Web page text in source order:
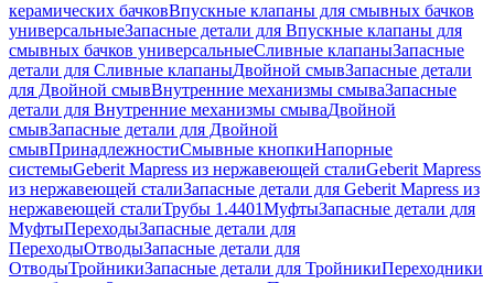
керамических бачковВпускные клапаны для смывных бачков
универсальныеЗапасные детали для Впускные клапаны для
смывных бачков универсальныеСливные клапаныЗапасные
детали для Сливные клапаныДвойной смывЗапасные детали
для Двойной смывВнутренние механизмы смываЗапасные
детали для Внутренние механизмы смываДвойной
смывЗапасные детали для Двойной
смывПринадлежностиСмывные кнопкиНапорные
системыGeberit Mapress из нержавеющей сталиGeberit Mapress
из нержавеющей сталиЗапасные детали для Geberit Mapress из
нержавеющей сталиТрубы 1.4401МуфтыЗапасные детали для
МуфтыПереходыЗапасные детали для
ПереходыОтводыЗапасные детали для
ОтводыТройникиЗапасные детали для ТройникиПереходники